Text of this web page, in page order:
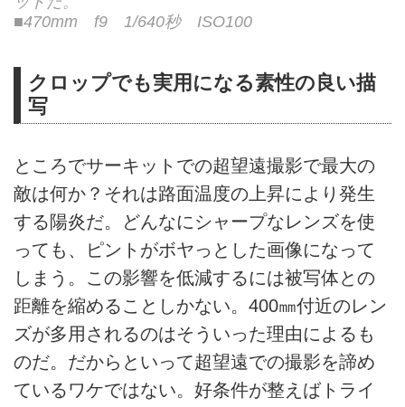
■470mm f9 1/640秒 ISO100
クロップでも実用になる素性の良い描
写
ところでサーキットでの超望遠撮影で最大の
敵は何か？それは路面温度の上昇により発生
する陽炎だ。どんなにシャープなレンズを使
っても、ピントがボヤっとした画像になって
しまう。この影響を低減するには被写体との
距離を縮めることしかない。400㎜付近のレン
ズが多用されるのはそういった理由によるも
のだ。だからといって超望遠での撮影を諦め
ているワケではない。好条件が整えばトライ